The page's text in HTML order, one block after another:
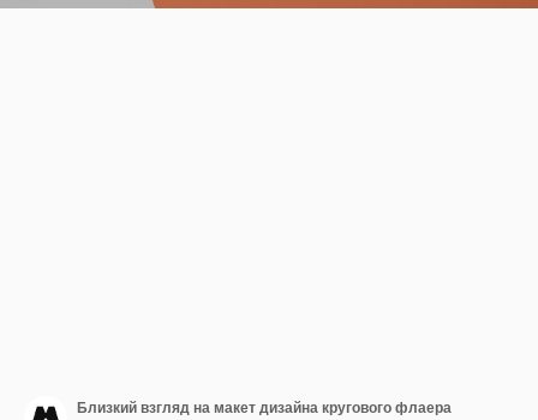
Близкий взгляд на макет дизайна кругового флаера